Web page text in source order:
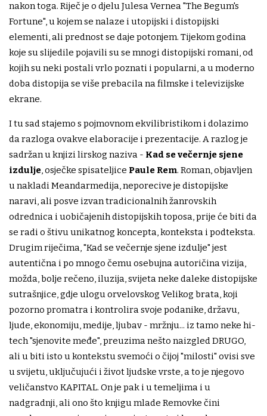
nakon toga. Riječ je o djelu Julesa Vernea "The Begum's
Fortune", u kojem se nalaze i utopijski i distopijski
elementi, ali prednost se daje potonjem. Tijekom godina
koje su slijedile pojavili su se mnogi distopijski romani, od
kojih su neki postali vrlo poznati i popularni, a u moderno
doba distopija se više prebacila na filmske i televizijske
ekrane.
I tu sad stajemo s pojmovnom ekvilibristikom i dolazimo
da razloga ovakve elaboracije i prezentacije. A razlog je
sadržan u knjizi lirskog naziva - Kad se večernje sjene
izdulje, osječke spisateljice Paule Rem. Roman, objavljen
u nakladi Meandarmedija, neporecive je distopijske
naravi, ali posve izvan tradicionalnih žanrovskih
odrednica i uobičajenih distopijskih toposa, prije će biti da
se radi o štivu unikatnog koncepta, konteksta i podteksta.
Drugim riječima, "Kad se večernje sjene izdulje" jest
autentična i po mnogo čemu osebujna autoričina vizija,
možda, bolje rečeno, iluzija, svijeta neke daleke distopijske
sutrašnjice, gdje ulogu orvelovskog Velikog brata, koji
pozorno promatra i kontrolira svoje podanike, državu,
ljude, ekonomiju, medije, ljubav - mržnju... iz tamo neke hi-
tech "sjenovite međe", preuzima nešto naizgled DRUGO,
ali u biti isto u kontekstu svemoći o čijoj "milosti" ovisi sve
u svijetu, uključujući i život ljudske vrste, a to je njegovo
veličanstvo KAPITAL. On je pak i u temeljima i u
nadgradnji, ali ono što knjigu mlade Removke čini